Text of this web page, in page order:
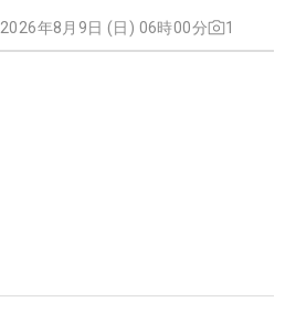
2026年8月9日 (日) 06時00分 1